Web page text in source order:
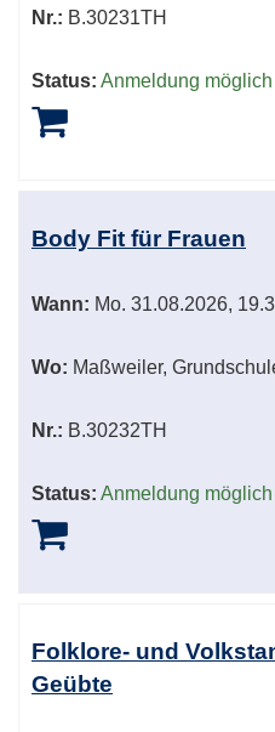
Nr.: B.30231TH
Status: Anmeldung möglich
Body Fit für Frauen
Wann: Mo. 31.08.2026,
Wo: Maßweiler,
Nr.: B.30232TH
Status: Anmeldung möglich
Folklore- und
Geübte